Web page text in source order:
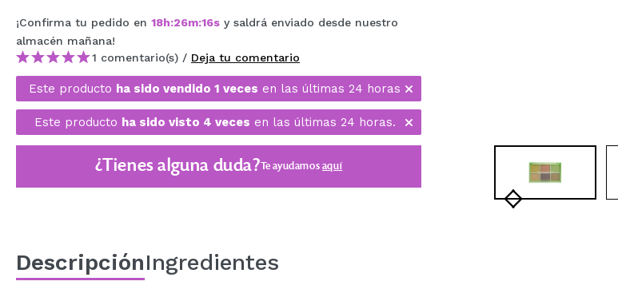
MAQUIFARMA
KOREA ZONE
TRAVEL SIZE
NATURE
OFERTAS
PRÓXIMAMENTE
¡Confirma tu pedido en 18h:26m:16s y saldrá enviado desde nuestro
almacén mañana!
1 comentario(s) / Deja tu comentario
Este producto ha sido vendido 1 veces en las últimas 24 horas
Este producto ha sido visto 4 veces en las últimas 24 horas.
¿Tienes alguna duda?Te ayudamosaquí
DescripciónIngredientes